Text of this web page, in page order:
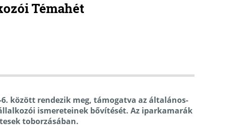
Témahét
6. között rendezik meg, támogatva az általános-
ismereteinek bővítését. Az iparkamarák
toborzásában.